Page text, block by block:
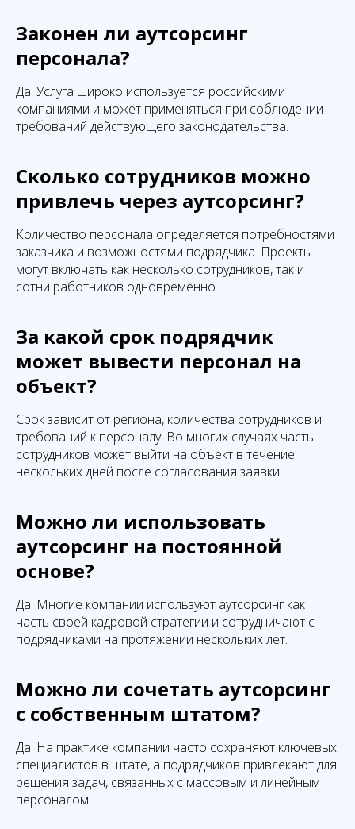
Законен ли аутсорсинг
персонала?
Да. Услуга широко используется российскими
компаниями и может применяться при соблюдении
требований действующего законодательства.
Сколько сотрудников можно
привлечь через аутсорсинг?
Количество персонала определяется потребностями
заказчика и возможностями подрядчика. Проекты
могут включать как несколько сотрудников, так и
сотни работников одновременно.
За какой срок подрядчик
может вывести персонал на
объект?
Срок зависит от региона, количества сотрудников и
требований к персоналу. Во многих случаях часть
сотрудников может выйти на объект в течение
нескольких дней после согласования заявки.
Можно ли использовать
аутсорсинг на постоянной
основе?
Да. Многие компании используют аутсорсинг как
часть своей кадровой стратегии и сотрудничают с
подрядчиками на протяжении нескольких лет.
Можно ли сочетать аутсорсинг
с собственным штатом?
Да. На практике компании часто сохраняют ключевых
специалистов в штате, а подрядчиков привлекают для
решения задач, связанных с массовым и линейным
персоналом.